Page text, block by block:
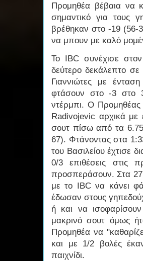
Προμηθέα βέβαια να
σημαντικό για τους
βρέθηκαν στο -19 (56-
να μπουν με καλό
Το IBC συνέχισε
δεύτερο δεκάλεπτο
Γιαννιώτες με
φτάσουν στο -3 στο
ντέρμπι. Ο
Radivojevic αρχικά με
σουτ πίσω από τα
67). Φτάνοντας στα
του Βασιλείου έχτισε
0/3 επιθέσεις στις
προσπεράσουν. Στα
με το IBC να κάνει
έδωσαν στους
ή και να
μακρινό σουτ όμως
Προμηθέα να
και με 1/2 βολές
παιχνίδι.